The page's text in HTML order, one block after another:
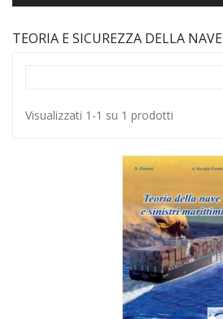
TEORIA E SICUREZZA DELLA NAVE
Visualizzati 1-1 su 1 prodotti